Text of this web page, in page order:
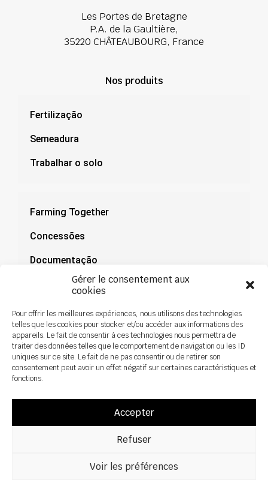
Gérer le consentement aux
cookies
Pour offrir les meilleures expériences, nous utilisons des technologies
telles que les cookies pour stocker et/ou accéder aux informations des
appareils. Le fait de consentir à ces technologies nous permettra de
traiter des données telles que le comportement de navigation ou les ID
uniques sur ce site. Le fait de ne pas consentir ou de retirer son
consentement peut avoir un effet négatif sur certaines caractéristiques et
fonctions.
Accepter
Refuser
Voir les préférences
Les Portes de Bretagne
P.A. de la Gaultière,
35220 CHÂTEAUBOURG, France
Nos produits
Fertilização
Semeadura
Trabalhar o solo
Farming Together
Concessões
Documentação
Política de privacidade